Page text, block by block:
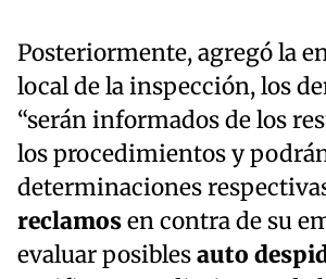
Posteriormente, agregó la
local de la inspección, los
“serán informados de los
los procedimientos y
determinaciones
reclamosen contra de su
evaluar posiblesauto